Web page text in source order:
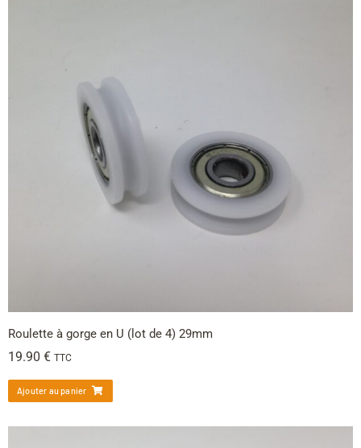
Roulette à gorge en U (lot de 4) 29mm
19.90 € TTC
Ajouter au panier